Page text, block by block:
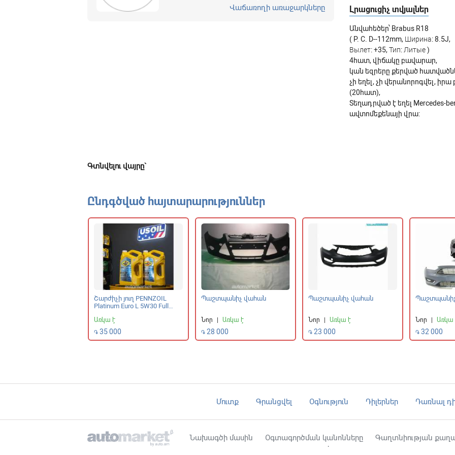
Վաճառողի առաջարկները
Լրացուցիչ տվյալներ
Անվահեծեր՝ Brabus R18
( P. C. D--112mm, Ширина: 8.5J,
Вылет: +35, Тип: Литые )
4հատ, վիճակը բավարար,
կան եզրերը քերված
չի եղել, չի վերանորոգվել, իրա
(20հատ),
Տեղադրված է եղել Mercedes-
ավտոմեքենայի վրա:
Գտնվելու վայրը`
Ընդգծված հայտարարություններ
Շարժիչի յուղ PENNZOIL
Platinum Euro L 5W30 Full
Առկա է
֏ 35 000
Պաշտպանիչ վահան
Նոր Առկա է
֏ 28 000
Պաշտպանիչ վահան
Նոր Առկա է
֏ 23 000
Նոր Առկա
֏ 32 000
Մուտք Գրանցվել Օգնություն Դիլերներ Դառնալ
Նախագծի մասին Օգտագործման կանոնները
Գաղտնիության
Կապ